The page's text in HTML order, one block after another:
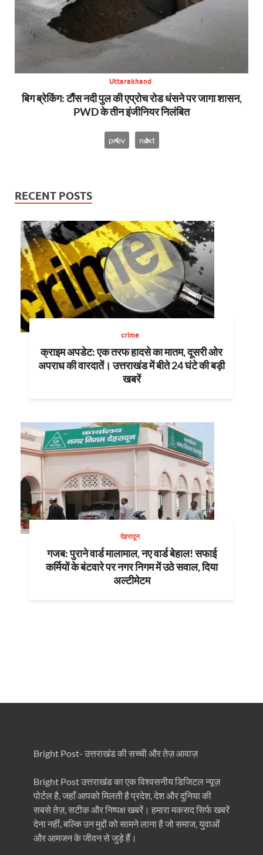
Uttarakhand
बिग ब्रेकिंग: टौंस नदी पुल की एप्रोच रोड धंसने पर जागा शासन,
PWD के तीन इंजीनियर निलंबित
prev next
RECENT POSTS
crime
क्राइम अपडेट: एक तरफ हादसे का मातम, दूसरी ओर
अपराध की वारदातें। उत्तराखंड में बीते 24 घंटे की बड़ी
खबरें
देहरादून
गजब: पुराने वार्ड मालामाल, नए वार्ड बेहाल! सफाई
कर्मियों के बंटवारे पर नगर निगम में उठे सवाल, दिया
अल्टीमेटम
Bright Post- उत्तराखंड की सच्ची और तेज़ आवाज़
Bright Post उत्तराखंड का एक विश्वसनीय डिजिटल न्यूज़
पोर्टल है, जहाँ आपको मिलती है प्रदेश, देश और दुनिया की
सबसे तेज़, सटीक और निष्पक्ष खबरें। हमारा मकसद सिर्फ खबरें
देना नहीं, बल्कि उन मुद्दों को सामने लाना है जो समाज, युवाओं
और आमजन के जीवन से जुड़े हैं।